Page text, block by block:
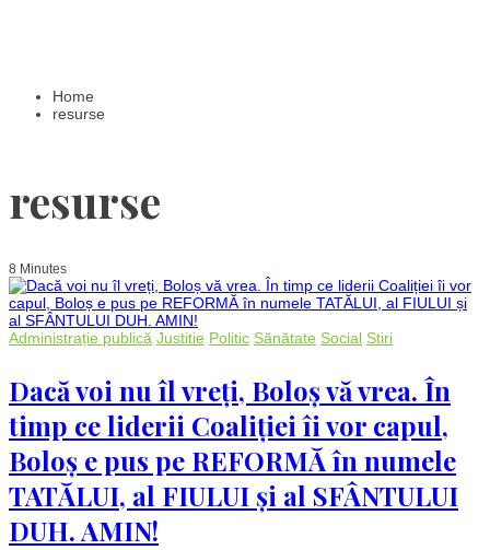
Home
resurse
resurse
8 Minutes
Administrație publică Justitie Politic Sănătate Social Stiri
Dacă voi nu îl vreți, Boloș vă vrea. În
timp ce liderii Coaliției îi vor capul,
Boloș e pus pe REFORMĂ în numele
TATĂLUI, al FIULUI și al SFÂNTULUI
DUH. AMIN!